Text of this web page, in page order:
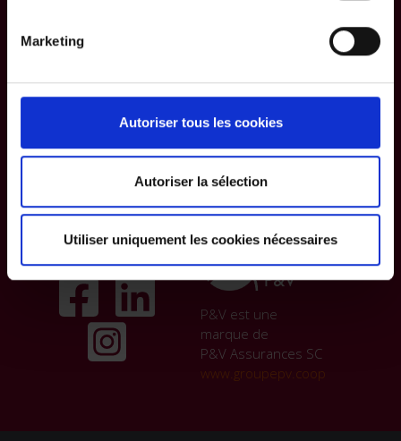
Marketing
Autoriser tous les cookies
Autoriser la sélection
Utiliser uniquement les cookies nécessaires
Gestion des
Presse &
Publications
Jobs
Suivez-nous sur
P&V est une
marque de
P&V Assurances SC
www.groupepv.coop